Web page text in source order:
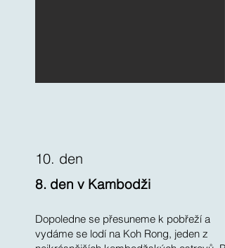
10. den
8. den v Kambodži
Dopoledne se přesuneme k pobřeží a
vydáme se lodí na Koh Rong, jeden z